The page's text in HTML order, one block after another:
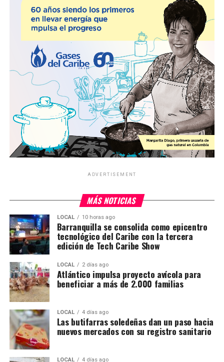
ADVERTISEMENT
MÁS NOTICIAS
LOCAL 10 horas ago
Barranquilla se consolida como epicentro
tecnológico del Caribe con la tercera
edición de Tech Caribe Show
LOCAL 2 días ago
Atlántico impulsa proyecto avícola para
beneficiar a más de 2.000 familias
LOCAL 4 días ago
Las butifarras soledeñas dan un paso hacia
nuevos mercados con su registro sanitario
LOCAL 4 días ago